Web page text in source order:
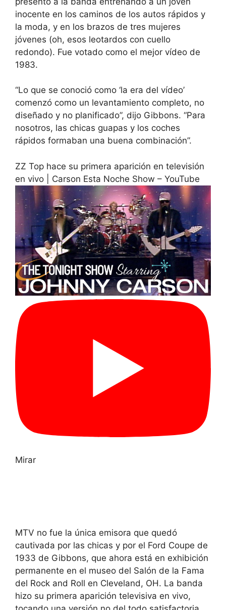
inocente en los caminos de los autos rápidos y
la moda, y en los brazos de tres mujeres
jóvenes (oh, esos leotardos con cuello
redondo). Fue votado como el mejor vídeo de
1983.
“Lo que se conoció como ‘la era del vídeo’
comenzó como un levantamiento completo, no
diseñado y no planificado”, dijo Gibbons. “Para
nosotros, las chicas guapas y los coches
rápidos formaban una buena combinación”.
ZZ Top hace su primera aparición en televisión
en vivo | Carson Esta Noche Show – YouTube
Mirar
MTV no fue la única emisora ​​que quedó
cautivada por las chicas y por el Ford Coupe de
1933 de Gibbons, que ahora está en exhibición
permanente en el museo del Salón de la Fama
del Rock and Roll en Cleveland, OH. La banda
hizo su primera aparición televisiva en vivo,